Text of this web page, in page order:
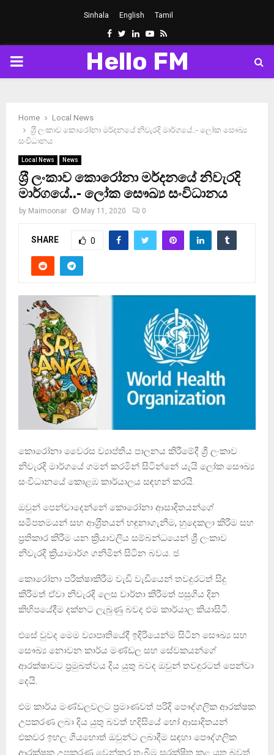
Sinhala English Tamil
Facebook
Twitter
LinkedinYoutube
Rss
PRIMARY
Hello FM
Home
Local News
ශ‍්‍රී ලංකාව කොරෝනා මර්දනයේ නිවැරදි මාර්ගයේ..- ලෝක සෞඛ්‍ය
සංවිධානය
Local News News
ශ‍්‍රී ලංකාව කොරෝනා මර්දනයේ නිවැරදි
මාර්ගයේ..- ලෝක සෞඛ්‍ය සංවිධානය
by Maimoonar May 11, 2020 0
SHARE 0
කොරෝනා වෛරස ව්‍යාප්තිය පාලනය කිරීමේදී ශ්‍රී ලංකාව
නිවැරදි මාර්ගයේ ගමන් කරමින් සිටින්නේ යැයි ලෝක සෞඛ්‍ය
සංවිධානයේ කොළඹ කාර්යාලය සඳහන් කරයි.
ඔවුන් පෙන්වාදෙන්නේ කොරෝනා ආසාදිතයන්ගේ
සමීපතමයන් සහ ආශ‍්‍රීතයන් හඳුනාගැනීම, හුදෙකලා කිරීම සහ
ප්‍රතිකාර කිරීම යන ක්‍රියාවලිය සම්බන්ධයෙන් ශ්‍රී ලංකාව
නිවැරදි ක්‍රියාමාර්ග ගනිමින් සිටින බවය. ජ
කොරෝනා පරීක්ෂාකිරීම වැඩි වැඩියෙන් තවදුරටත් සිදු
කිරීමත් ඒවා නිවැරදි ලෙස වාර්තා කිරීමත් පසුගිය දින
කිහිපයේදීම දක්නට ලැබුණු බවද එම කාර්යාල කියාසිටී.
එසේ වුවද මෙම ව්‍යාපෘතියේදී ඉදිරියෙන්ම සිටින සෞඛ්‍ය සහ
සෞඛ්‍ය නොවන කාර්ය මණ්ඩල සහ සේවකයන්ගේ
ආරක්ෂාවට ප්‍රමුඛත්වය දිය යුතු බවද ඔවුන් තවදුරටත් පෙන්වා
දෙයි.
එම කාර්ය මණ්ඩලවලට ප්‍රමාණවත් පරිදි පෞද්ගලික ආරක්ෂක
උපකරණ ලබා දිය යුතු බවත් හදිසියේ හෝ ආසාදිතයන්
එකවර ඉහල ගියහොත් ඔවුන්ට ලබාදීම සඳහා පෞද්ගලික
ආරක්ෂක උපකරණ වෙන්කර තැබීම සුරක්ෂිත කළ යුතු බවත්